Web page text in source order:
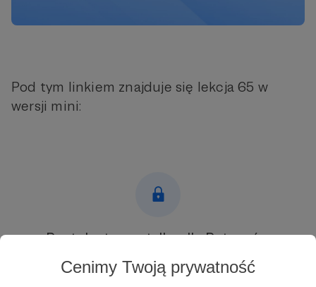
Cenimy Twoją prywatność
Pod tym linkiem znajduje się lekcja 65 w
wersji mini:
Post dostępny tylko dla Patronów
Aby zobaczyć ten materiał musisz być zalogowany